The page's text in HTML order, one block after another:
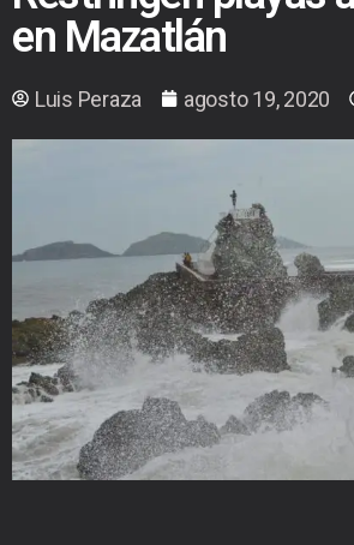
en Mazatlán
Luis Peraza agosto 19, 2020